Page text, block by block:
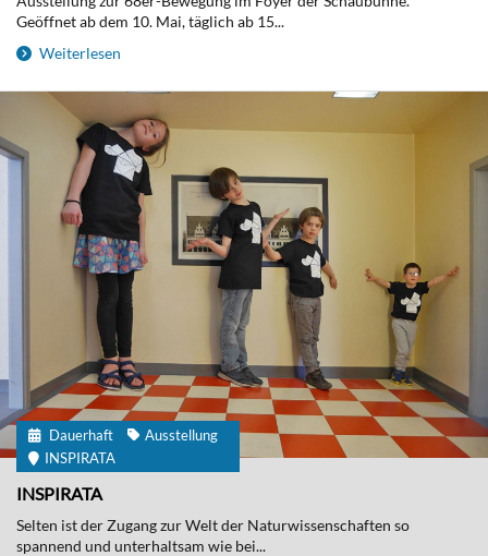
Geöffnet ab dem 10. Mai, täglich ab 15...
Weiterlesen
Dauerhaft
Ausstellung
INSPIRATA
INSPIRATA
Selten ist der Zugang zur Welt der Naturwissenschaften so
spannend und unterhaltsam wie bei...